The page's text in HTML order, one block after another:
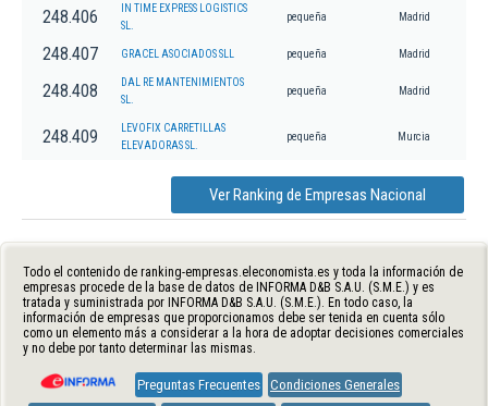
248.406
IN TIME EXPRESS LOGISTICS
SL.
pequeña Madrid
248.407 GRACEL ASOCIADOS SLL pequeña Madrid
248.408
DAL RE MANTENIMIENTOS
SL.
pequeña Madrid
248.409
LEVOFIX CARRETILLAS
ELEVADORAS SL.
pequeña Murcia
Ver Ranking de Empresas Nacional
Todo el contenido de ranking-empresas.eleconomista.es y toda la información de
empresas procede de la base de datos de INFORMA D&B S.A.U. (S.M.E.) y es
tratada y suministrada por INFORMA D&B S.A.U. (S.M.E.). En todo caso, la
información de empresas que proporcionamos debe ser tenida en cuenta sólo
como un elemento más a considerar a la hora de adoptar decisiones comerciales
y no debe por tanto determinar las mismas.
Preguntas Frecuentes Condiciones Generales